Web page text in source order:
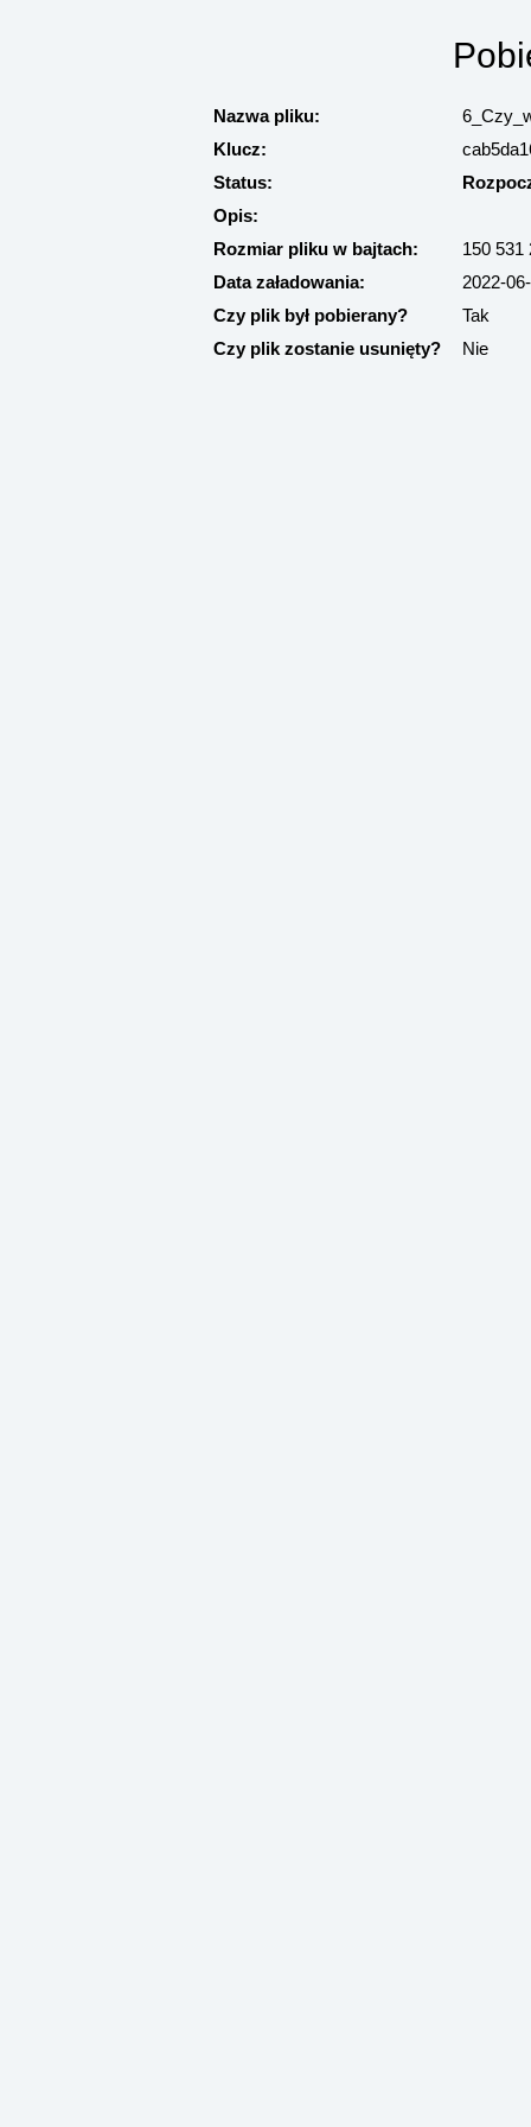
Nazwa pliku:
Klucz:
Status:
Opis:
Rozmiar pliku w bajtach:
150 531
Data załadowania:
2022-
Czy plik był pobierany?
Tak
Czy plik zostanie usunięty?
Nie